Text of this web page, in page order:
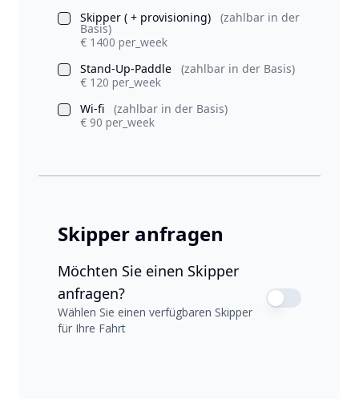
Skipper ( + provisioning)
(zahlbar in der
Basis)
€ 1400 per_week
Stand-Up-Paddle
(zahlbar in der Basis)
€ 120 per_week
Wi-fi
(zahlbar in der Basis)
€ 90 per_week
Skipper anfragen
Möchten Sie einen Skipper
anfragen?
Wählen Sie einen verfügbaren Skipper
für Ihre Fahrt